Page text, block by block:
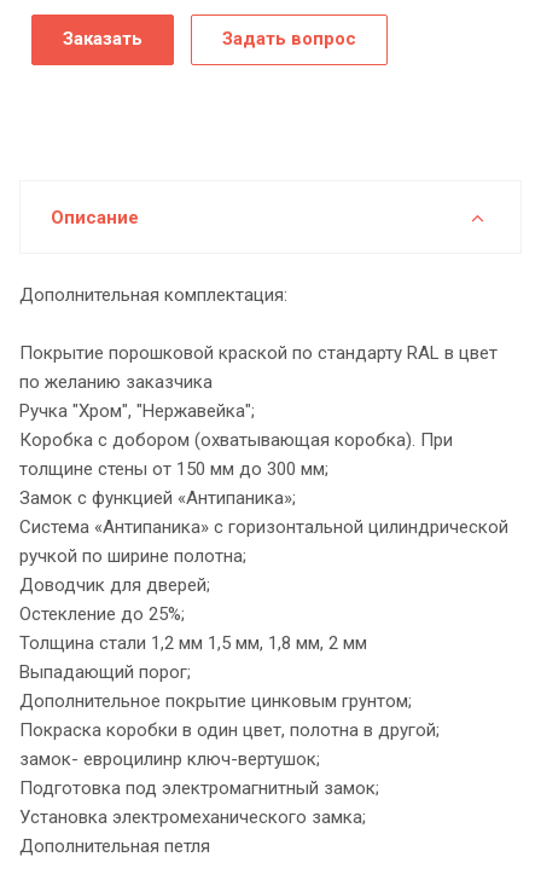
Заказать Задать вопрос
Описание
Дополнительная комплектация:
Покрытие порошковой краской по стандарту RAL в цвет
по желанию заказчика
Ручка "Хром", "Нержавейка";
Коробка с добором (охватывающая коробка). При
толщине стены от 150 мм до 300 мм;
Замок с функцией «Антипаника»;
Система «Антипаника» с горизонтальной цилиндрической
ручкой по ширине полотна;
Доводчик для дверей;
Остекление до 25%;
Толщина стали 1,2 мм 1,5 мм, 1,8 мм, 2 мм
Выпадающий порог;
Дополнительное покрытие цинковым грунтом;
Покраска коробки в один цвет, полотна в другой;
замок- евроцилинр ключ-вертушок;
Подготовка под электромагнитный замок;
Установка электромеханического замка;
Дополнительная петля